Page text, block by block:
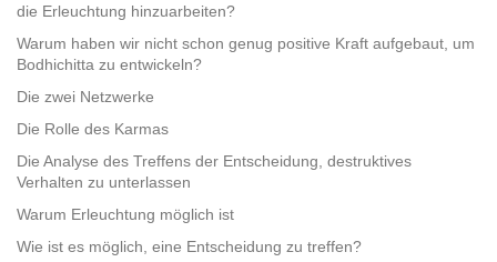
die Erleuchtung hinzuarbeiten?
Warum haben wir nicht schon genug positive Kraft aufgebaut, um
Bodhichitta zu entwickeln?
Die zwei Netzwerke
Die Rolle des Karmas
Die Analyse des Treffens der Entscheidung, destruktives
Verhalten zu unterlassen
Warum Erleuchtung möglich ist
Wie ist es möglich, eine Entscheidung zu treffen?